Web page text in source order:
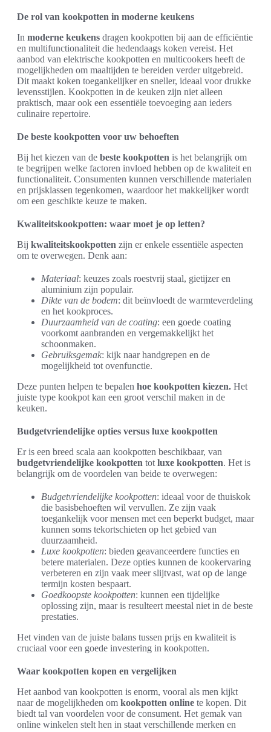
De rol van kookpotten in moderne keukens
In moderne keukens dragen kookpotten bij aan de efficiëntie
en multifunctionaliteit die hedendaags koken vereist. Het
aanbod van elektrische kookpotten en multicookers heeft de
mogelijkheden om maaltijden te bereiden verder uitgebreid.
Dit maakt koken toegankelijker en sneller, ideaal voor drukke
levensstijlen. Kookpotten in de keuken zijn niet alleen
praktisch, maar ook een essentiële toevoeging aan ieders
culinaire repertoire.
De beste kookpotten voor uw behoeften
Bij het kiezen van de beste kookpotten is het belangrijk om
te begrijpen welke factoren invloed hebben op de kwaliteit en
functionaliteit. Consumenten kunnen verschillende materialen
en prijsklassen tegenkomen, waardoor het makkelijker wordt
om een geschikte keuze te maken.
Kwaliteitskookpotten: waar moet je op letten?
Bij kwaliteitskookpotten zijn er enkele essentiële aspecten
om te overwegen. Denk aan:
Materiaal: keuzes zoals roestvrij staal, gietijzer en
aluminium zijn populair.
Dikte van de bodem: dit beïnvloedt de warmteverdeling
en het kookproces.
Duurzaamheid van de coating: een goede coating
voorkomt aanbranden en vergemakkelijkt het
schoonmaken.
Gebruiksgemak: kijk naar handgrepen en de
mogelijkheid tot ovenfunctie.
Deze punten helpen te bepalen hoe kookpotten kiezen. Het
juiste type kookpot kan een groot verschil maken in de
keuken.
Budgetvriendelijke opties versus luxe kookpotten
Er is een breed scala aan kookpotten beschikbaar, van
budgetvriendelijke kookpotten tot luxe kookpotten. Het is
belangrijk om de voordelen van beide te overwegen:
Budgetvriendelijke kookpotten: ideaal voor de thuiskok
die basisbehoeften wil vervullen. Ze zijn vaak
toegankelijk voor mensen met een beperkt budget, maar
kunnen soms tekortschieten op het gebied van
duurzaamheid.
Luxe kookpotten: bieden geavanceerdere functies en
betere materialen. Deze opties kunnen de kookervaring
verbeteren en zijn vaak meer slijtvast, wat op de lange
termijn kosten bespaart.
Goedkoopste kookpotten: kunnen een tijdelijke
oplossing zijn, maar is resulteert meestal niet in de beste
prestaties.
Het vinden van de juiste balans tussen prijs en kwaliteit is
cruciaal voor een goede investering in kookpotten.
Waar kookpotten kopen en vergelijken
Het aanbod van kookpotten is enorm, vooral als men kijkt
naar de mogelijkheden om kookpotten online te kopen. Dit
biedt tal van voordelen voor de consument. Het gemak van
online winkelen stelt hen in staat verschillende merken en